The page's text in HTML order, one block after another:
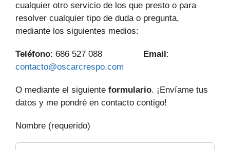
cualquier otro servicio de los que presto o para
resolver cualquier tipo de duda o pregunta,
mediante los siguientes medios:
Teléfono: 686 527 088 Email :
contacto@oscarcrespo.com
O mediante el siguiente formulario. ¡Envíame tus
datos y me pondré en contacto contigo!
Nombre (requerido)